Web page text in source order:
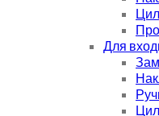
Для